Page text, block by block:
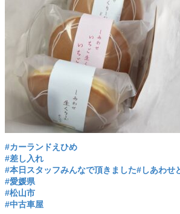
#カーランドえひめ
#差し入れ
#本日スタッフみんなで頂きました#しあわせ
#愛媛県
#松山市
#中古車屋